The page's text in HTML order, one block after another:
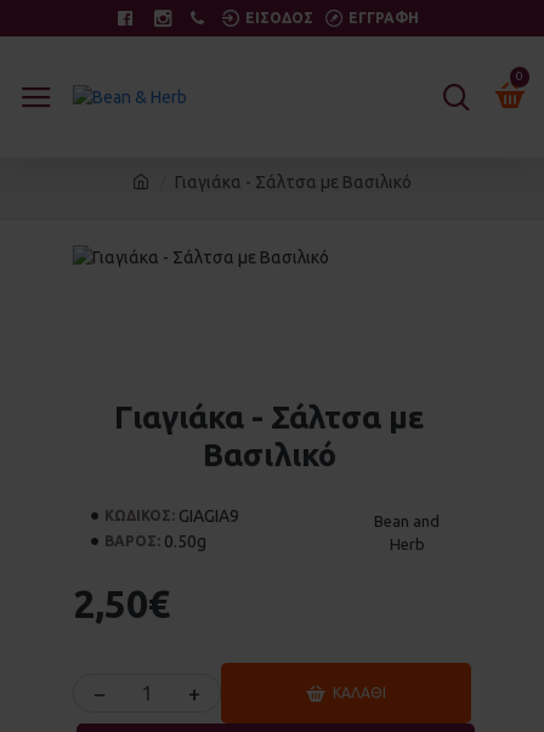
ΕΙΣΟΔΟΣ ΕΓΓΡΑΦΗ
0
Γιαγιάκα - Σάλτσα με Βασιλικό
Γιαγιάκα - Σάλτσα με
Βασιλικό
2,50€
ΚΩΔΙΚΟΣ: GIAGIA9
ΒΑΡΟΣ: 0.50g
Bean and
Herb
− + ΚΑΛΆΘΙ